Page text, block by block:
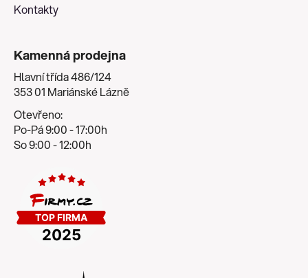
Kontakty
Kamenná prodejna
Hlavní třída 486/124
353 01 Mariánské Lázně
Otevřeno:
Po-Pá 9:00 - 17:00h
So 9:00 - 12:00h